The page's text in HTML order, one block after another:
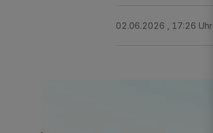
02.06.2026 , 17:26 Uhr